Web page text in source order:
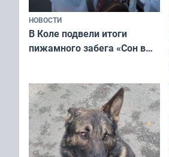
НОВОСТИ
В Коле подвели итоги
пижамного забега «Сон в